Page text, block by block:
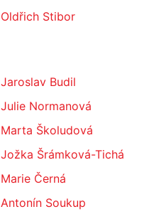
Oldřich Stibor
Jaroslav Budil
Julie Normanová
Marta Školudová
Jožka Šrámková-Tichá
Marie Černá
Antonín Soukup